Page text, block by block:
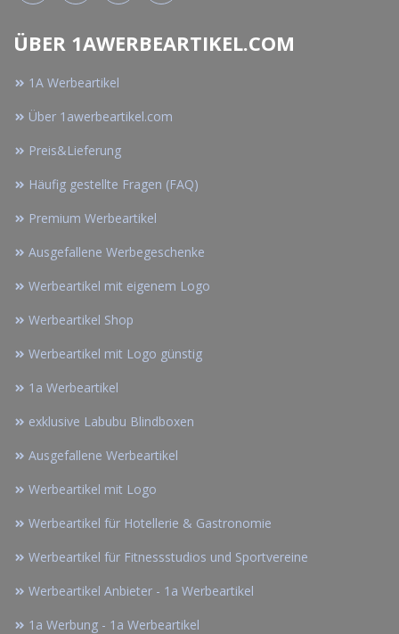
ÜBER 1AWERBEARTIKEL.COM
1A Werbeartikel
Über 1awerbeartikel.com
Preis&Lieferung
Häufig gestellte Fragen (FAQ)
Premium Werbeartikel
Ausgefallene Werbegeschenke
Werbeartikel mit eigenem Logo
Werbeartikel Shop
Werbeartikel mit Logo günstig
1a Werbeartikel
exklusive Labubu Blindboxen
Ausgefallene Werbeartikel
Werbeartikel mit Logo
Werbeartikel für Hotellerie & Gastronomie
Werbeartikel für Fitnessstudios und Sportvereine
Werbeartikel Anbieter - 1a Werbeartikel
1a Werbung - 1a Werbeartikel